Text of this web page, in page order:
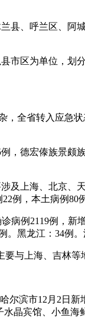
县、呼兰区、
市区为单位，
全省转入应急
德宏傣族景颇
及上海、北京
例，本土病例80例
例2119例，
黑龙江：34例。
与上海、吉林等
滨市12月2日
晶宾馆、小鱼海